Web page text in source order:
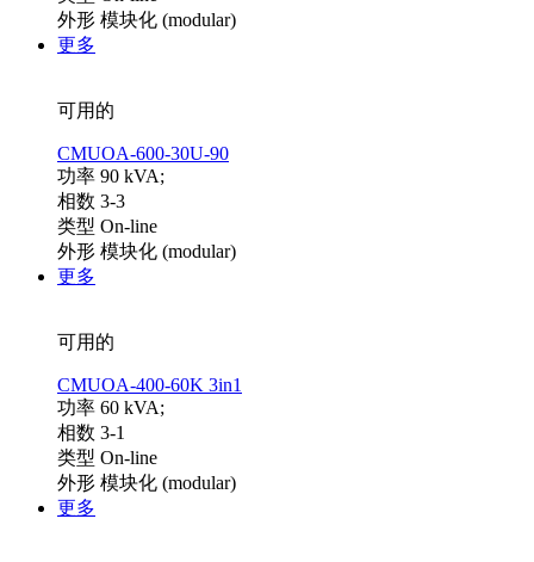
外形 模块化 (modular)
更多
可用的
CMUOA-600-30U-90
功率 90 kVA;
相数 3-3
类型 On-line
外形 模块化 (modular)
更多
可用的
CMUOA-400-60K 3in1
功率 60 kVA;
相数 3-1
类型 On-line
外形 模块化 (modular)
更多